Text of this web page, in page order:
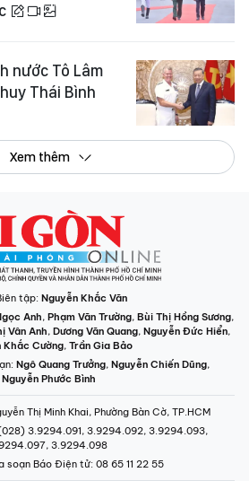
nước Tô Lâm
Thái Bình
Xem thêm
tập: Nguyễn Khắc Văn
Anh, Phạm Văn Trường, Bùi Thị Hồng Sương,
Vân Anh, Dương Văn Quang, Nguyễn Đức Hiển,
Khắc Cường, Trần Gia Bảo
Ngô Quang Trưởng, Nguyễn Chiến Dũng,
Nguyễn Phước Bình
Thị Minh Khai, Phường Bàn Cờ, TP.HCM
3.9294.091, 3.9294.092, 3.9294.093,
3.9294.098
soạn Báo Điện tử: 08 65 11 22 55